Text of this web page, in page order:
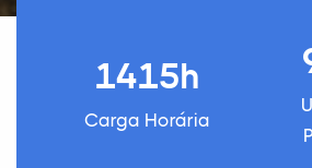
1415h
Carga Horária